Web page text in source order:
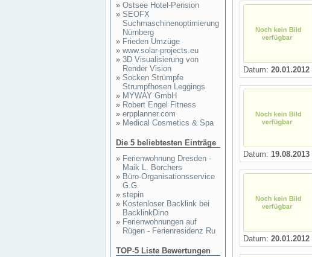
» Ostsee Hotel-Pension
» SEOFX
Suchmaschinenoptimierung
Nürnberg
» Frieden Umzüge
» www.solar-projects.eu
» 3D Visualisierung von
Render Vision
» Socken Strümpfe
Strumpfhosen Leggings
» MYWAY GmbH
» Robert Engel Fitness
» erpplanner.com
» Medical Cosmetics & Spa
Die 5 beliebtesten Einträge
» Ferienwohnung Dresden -
Maik L. Borchers
» Büro-Organisationsservice
G.G.
» stepin
» Kostenloser Backlink bei
BacklinkDino
» Ferienwohnungen auf
Rügen - Ferienresidenz Ru
TOP-5 Liste Bewertungen
Datum: 20.01.2012
Datum: 19.08.2013
Datum: 20.01.2012